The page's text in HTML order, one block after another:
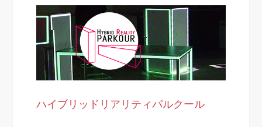
ハイブリッドリアリティパルクール